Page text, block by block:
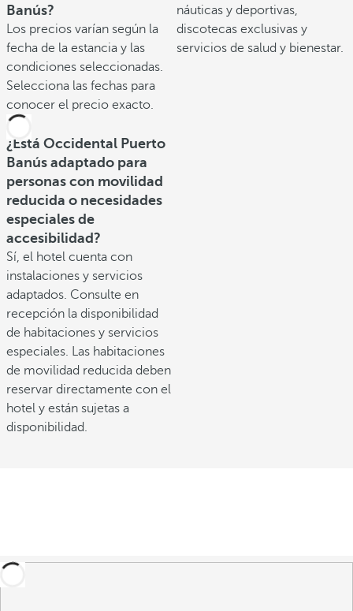
Banús?
Los precios varían según la
fecha de la estancia y las
condiciones seleccionadas.
Selecciona las fechas para
conocer el precio exacto.
¿Está Occidental Puerto
Banús adaptado para
personas con movilidad
reducida o necesidades
especiales de
accesibilidad?
Sí, el hotel cuenta con
instalaciones y servicios
adaptados. Consulte en
recepción la disponibilidad
de habitaciones y servicios
especiales. Las habitaciones
de movilidad reducida deben
reservar directamente con el
hotel y están sujetas a
disponibilidad.
náuticas y deportivas,
discotecas exclusivas y
servicios de salud y bienestar.